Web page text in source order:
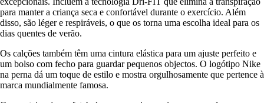
para manter a criança seca e confortável durante o exercício. Além
disso, são léger e respiráveis, o que os torna uma escolha ideal para os
dias quentes de verão.
Os calções também têm uma cintura elástica para um ajuste perfeito e
um bolso com fecho para guardar pequenos objectos. O logótipo Nike
na perna dá um toque de estilo e mostra orgulhosamente que pertence à
marca mundialmente famosa.